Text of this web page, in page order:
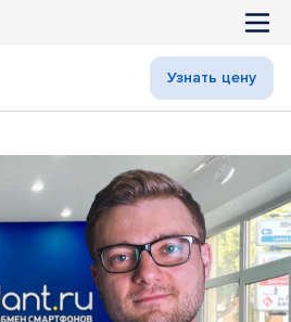
Узнать цену